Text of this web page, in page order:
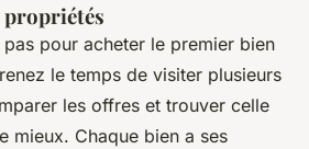
pour acheter le premier bien
le temps de visiter plusieurs
les offres et trouver celle
mieux. Chaque bien a ses